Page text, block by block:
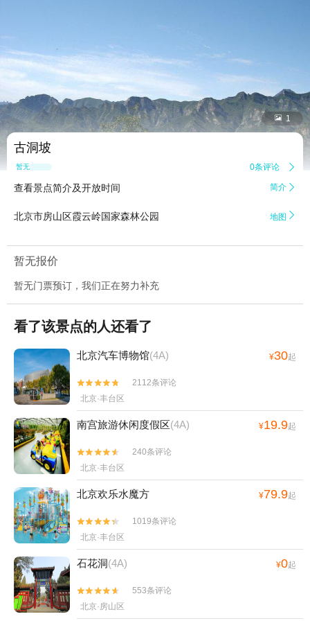
 1
古洞坡
暂无点评 0条评论 
查看景点简介及开放时间 简介 
北京市房山区霞云岭国家森林公园 地图 
暂无报价
暂无门票预订，我们正在努力补充
看了该景点的人还看了
北京汽车博物馆(4A) ¥30起


2112条评论
北京·丰台区
南宫旅游休闲度假区(4A) ¥19.9起


240条评论
北京·丰台区
北京欢乐水魔方 ¥79.9起


1019条评论
北京·丰台区
石花洞(4A) ¥0起


553条评论
北京·房山区